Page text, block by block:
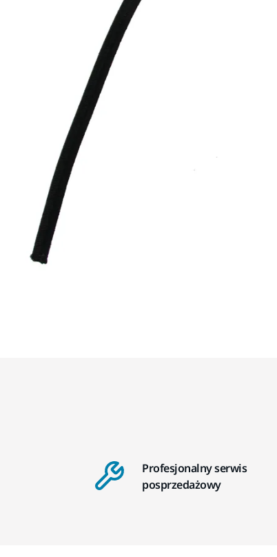
Profesjonalny serwis
posprzedażowy